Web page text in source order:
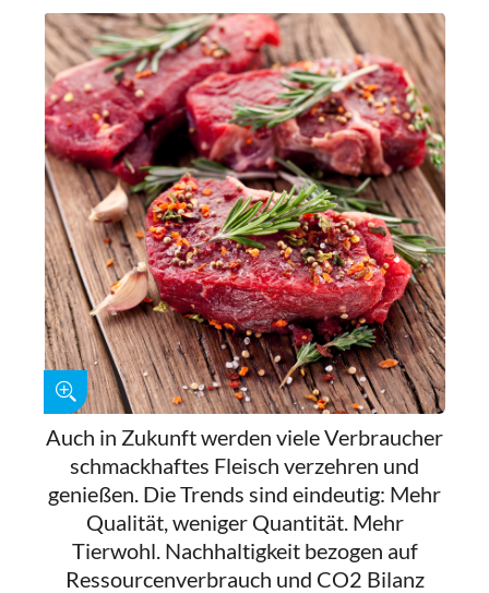
Auch in Zukunft werden viele Verbraucher
schmackhaftes Fleisch verzehren und
genießen. Die Trends sind eindeutig: Mehr
Qualität, weniger Quantität. Mehr
Tierwohl. Nachhaltigkeit bezogen auf
Ressourcenverbrauch und CO2 Bilanz